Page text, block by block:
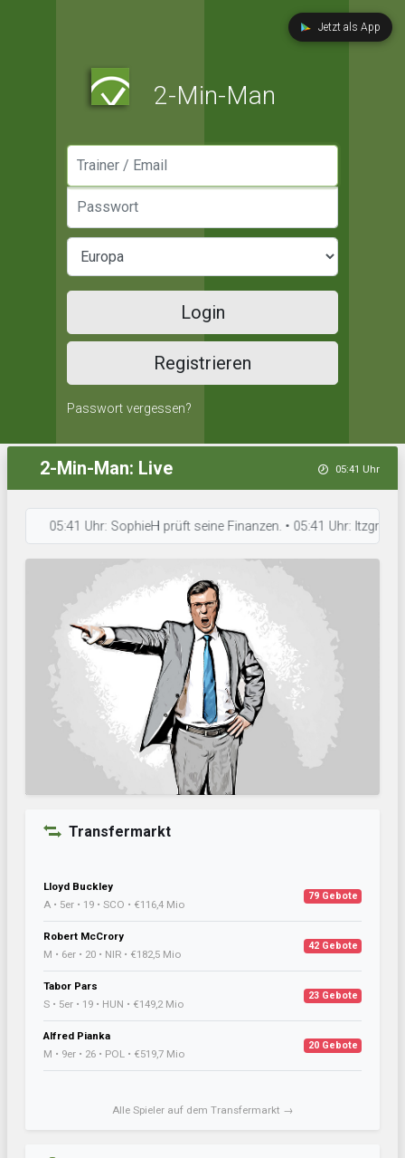
Jetzt als App
2-Min-Man
Login
Registrieren
Passwort vergessen?
2-Min-Man: Live 05:41 Uhr
05:41 Uhr: SophieH prüft seine Finanzen. • 05:41 Uhr: Itzgrund
Transfermarkt
Lloyd Buckley
A • 5er • 19 • SCO • €116,4 Mio
79 Gebote
Robert McCrory
M • 6er • 20 • NIR • €182,5 Mio
42 Gebote
Tabor Pars
S • 5er • 19 • HUN • €149,2 Mio
23 Gebote
Alfred Pianka
M • 9er • 26 • POL • €519,7 Mio
20 Gebote
Alle Spieler auf dem Transfermarkt →